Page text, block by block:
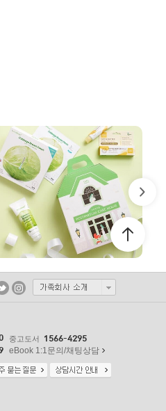
중고도서 1566-4295
eBook 1:1문의/채팅상담